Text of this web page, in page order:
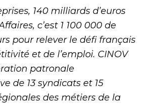
140 milliards d’euros
c’est 1 100 000 de
pour relever le défi français
et de l’emploi. CINOV
patronale
de 13 syndicats et 15
des métiers de la